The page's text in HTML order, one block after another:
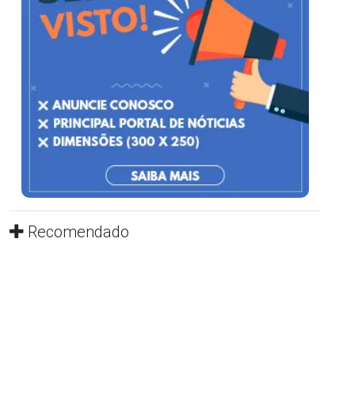
Recomendado